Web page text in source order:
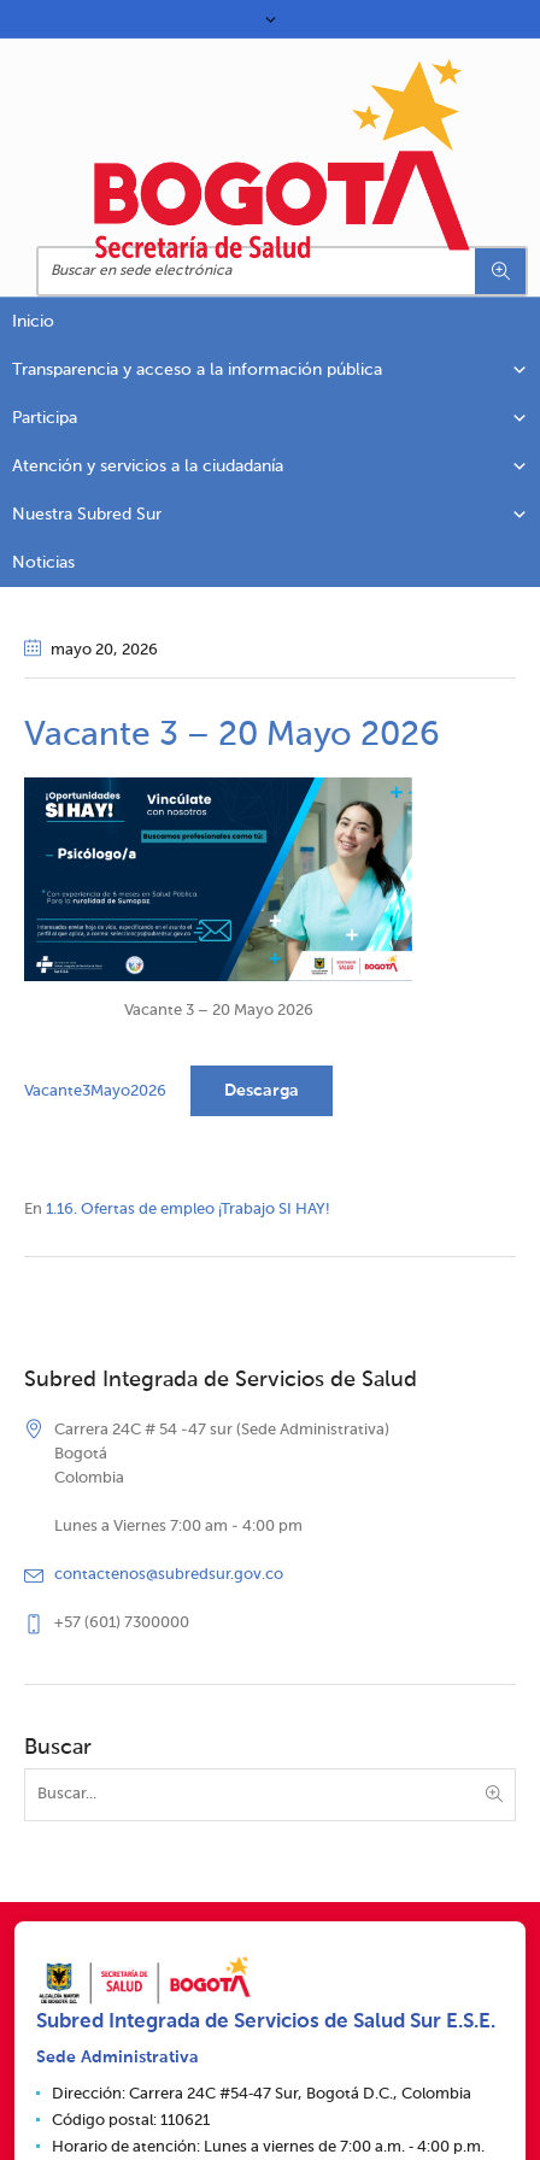
Inicio
Transparencia y acceso a la información pública
Participa
Atención y servicios a la ciudadanía
Nuestra Subred Sur
Noticias
mayo 20, 2026
Vacante 3 – 20 Mayo 2026
Vacante 3 – 20 Mayo 2026
Vacante3Mayo2026 Descarga
En 1.16. Ofertas de empleo ¡Trabajo SI HAY!
Subred Integrada de Servicios de Salud
Carrera 24C # 54 -47 sur (Sede Administrativa)
Bogotá
Colombia
Lunes a Viernes 7:00 am - 4:00 pm
contactenos@subredsur.gov.co
+57 (601) 7300000
Buscar
Subred Integrada de Servicios de Salud Sur E.S.E.
Sede Administrativa
Dirección: Carrera 24C #54‑47 Sur, Bogotá D.C., Colombia
Código postal: 110621
Horario de atención: Lunes a viernes de 7:00 a.m. ‑ 4:00 p.m.